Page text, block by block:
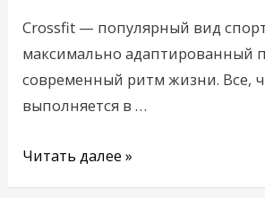
Crossfit — популярный вид
максимально адаптированный
современный ритм жизни. Все,
выполняется в …
Читать далее »